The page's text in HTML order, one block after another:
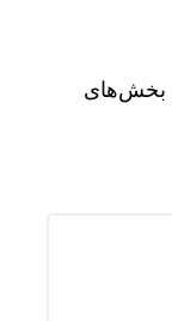
بخش‌های